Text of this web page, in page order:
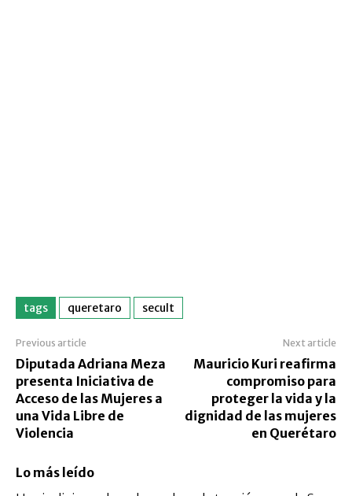
tags queretaro secult
Previous article
Diputada Adriana Meza
presenta Iniciativa de
Acceso de las Mujeres a
una Vida Libre de
Violencia
Next article
Mauricio Kuri reafirma
compromiso para
proteger la vida y la
dignidad de las mujeres
en Querétaro
Lo más leído